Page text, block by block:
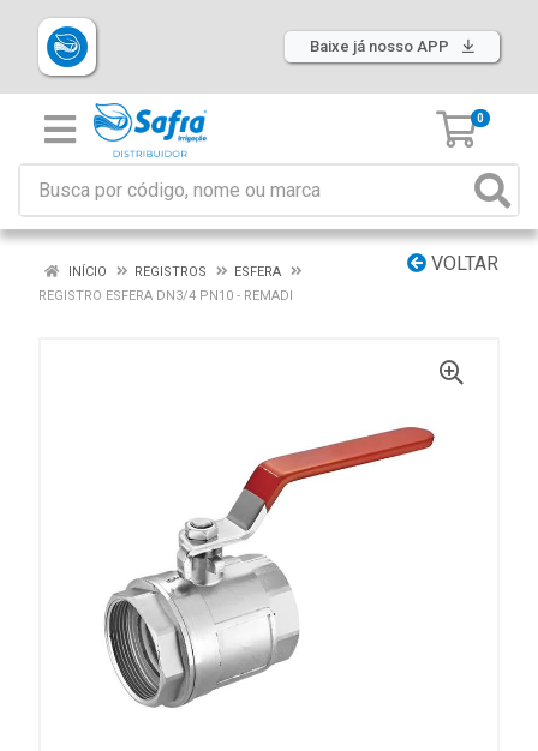
Baixe já nosso APP
0
VOLTAR
INÍCIO REGISTROS
ESFERA
REGISTRO ESFERA DN3/4 PN10 - REMADI